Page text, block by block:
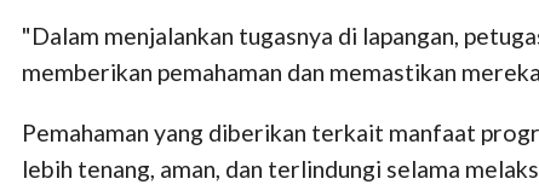
"Dalam menjalankan tugasnya di lapangan,
memberikan pemahaman dan memastikan
Pemahaman yang diberikan terkait manfaat
lebih tenang, aman, dan terlindungi selama